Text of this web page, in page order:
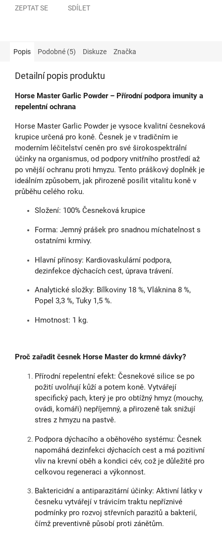
ZEPTAT SE SDÍLET
Popis Podobné (5) Diskuze Značka
Detailní popis produktu
Horse Master Garlic Powder – Přírodní podpora imunity a
repelentní ochrana
Horse Master Garlic Powder je vysoce kvalitní česneková
krupice určená pro koně. Česnek je v tradičním ie
moderním léčitelství ceněn pro své širokospektrální
účinky na organismus, od podpory vnitřního prostředí až
po vnější ochranu proti hmyzu. Tento práškový doplněk je
ideálním způsobem, jak přirozeně posílit vitalitu koně v
průběhu celého roku.
Složení: 100% Česneková krupice
Forma: Jemný prášek pro snadnou míchatelnost s
ostatními krmivy.
Hlavní přínosy: Kardiovaskulární podpora,
dezinfekce dýchacích cest, úprava trávení.
Analytické složky: Bílkoviny 18 %, Vláknina 8 %,
Popel 3,3 %, Tuky 1,5 %.
Hmotnost: 1 kg.
Proč zařadit česnek Horse Master do krmné dávky?
Přírodní repelentní efekt: Česnekové silice se po
požití uvolňují kůží a potem koně. Vytvářejí
specifický pach, který je pro obtížný hmyz (mouchy,
ovádi, komáři) nepříjemný, a přirozeně tak snižují
stres z hmyzu na pastvě.
Podpora dýchacího a oběhového systému: Česnek
napomáhá dezinfekci dýchacích cest a má pozitivní
vliv na krevní oběh a kondici cév, což je důležité pro
celkovou regeneraci a výkonnost.
Baktericidní a antiparazitární účinky: Aktivní látky v
česneku vytvářejí v trávicím traktu nepříznivé
podmínky pro rozvoj střevních parazitů a bakterií,
čímž preventivně působí proti zánětům.